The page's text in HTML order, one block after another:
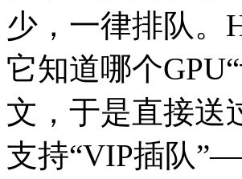
少，一律排队
它知道哪个
文，于是直接
支持“VIP插队